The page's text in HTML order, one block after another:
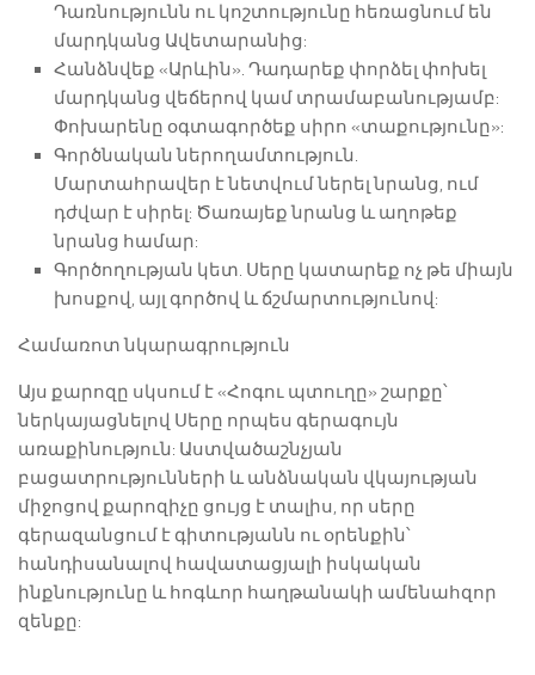
Դառնությունն ու կոշտությունը հեռացնում են
մարդկանց Ավետարանից:
Հանձնվեք «Արևին». Դադարեք փորձել փոխել
մարդկանց վեճերով կամ տրամաբանությամբ:
Փոխարենը օգտագործեք սիրո «տաքությունը»:
Գործնական ներողամտություն.
Մարտահրավեր է նետվում ներել նրանց, ում
դժվար է սիրել: Ծառայեք նրանց և աղոթեք
նրանց համար:
Գործողության կետ. Սերը կատարեք ոչ թե միայն
խոսքով, այլ գործով և ճշմարտությունով:
Համառոտ նկարագրություն
Այս քարոզը սկսում է «Հոգու պտուղը» շարքը՝
ներկայացնելով Սերը որպես գերագույն
առաքինություն: Աստվածաշնչյան
բացատրությունների և անձնական վկայության
միջոցով քարոզիչը ցույց է տալիս, որ սերը
գերազանցում է գիտությանն ու օրենքին՝
հանդիսանալով հավատացյալի իսկական
ինքնությունը և հոգևոր հաղթանակի ամենահզոր
զենքը: